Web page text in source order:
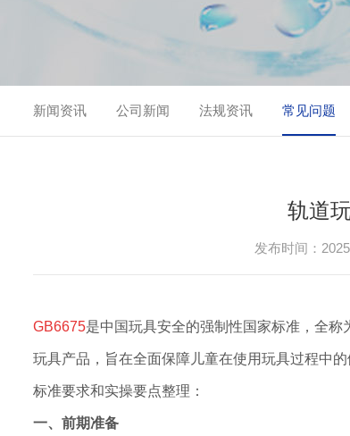
新闻资讯 公司新闻 法规资讯 常见问题
轨道
发布时间：
GB6675是中国玩具安全的强制性国家标准，全
玩具产品，旨在全面保障儿童在使用玩具过程中
标准要求和实操要点整理：
一、前期准备